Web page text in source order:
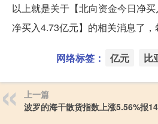
以上就是关于【北向资金今日净
净买入4.73亿元】的相关消息了，
网络标签： 亿元 比
上一篇
波罗的海干散货指数上涨5.56%报